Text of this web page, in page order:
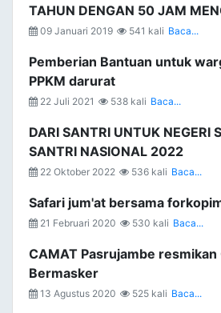
TAHUN DENGAN 50 JAM
09 Januari 2019 541 kali Baca...
Pemberian Bantuan untuk
PPKM darurat
22 Juli 2021 538 kali Baca...
DARI SANTRI UNTUK NEGERI
SANTRI NASIONAL 2022
22 Oktober 2022 536 kali Baca...
Safari jum'at bersama
21 Februari 2020 530 kali Baca...
CAMAT Pasrujambe resmikan
Bermasker
13 Agustus 2020 525 kali Baca...